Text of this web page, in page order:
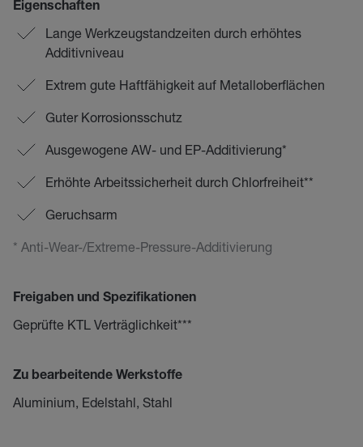
Eigenschaften
Lange Werkzeugstandzeiten durch erhöhtes
Additivniveau
Extrem gute Haftfähigkeit auf Metalloberflächen
Guter Korrosionsschutz
Ausgewogene AW- und EP-Additivierung*
Erhöhte Arbeitssicherheit durch Chlorfreiheit**
Geruchsarm
* Anti-Wear-/Extreme-Pressure-Additivierung
Freigaben und Spezifikationen
Geprüfte KTL Verträglichkeit***
Zu bearbeitende Werkstoffe
Aluminium, Edelstahl, Stahl